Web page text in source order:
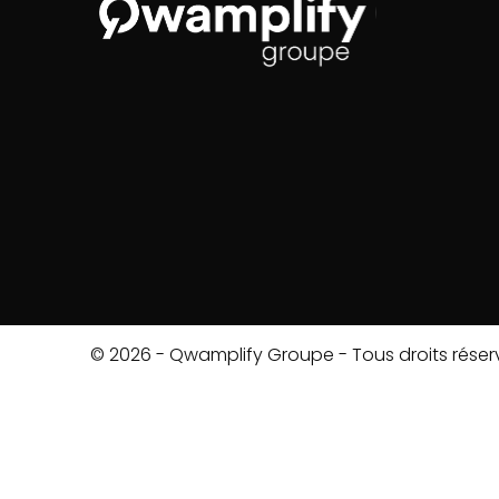
© 2026 - Qwamplify Groupe - Tous droits